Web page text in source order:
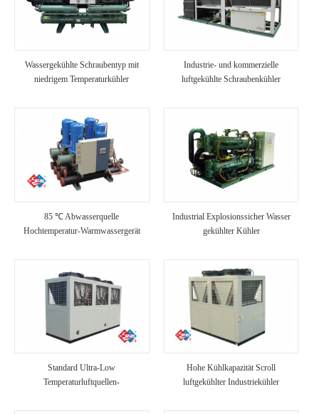
Wassergekühlte Schraubentyp mit
niedrigem Temperaturkühler
Industrie- und kommerzielle
luftgekühlte Schraubenkühler
85 ℃ Abwasserquelle
Hochtemperatur-Warmwassergerät
Industrial Explosionssicher Wasser
gekühlter Kühler
Standard Ultra-Low
Temperaturluftquellen-
Hohe Kühlkapazität Scroll
luftgekühlter Industriekühler